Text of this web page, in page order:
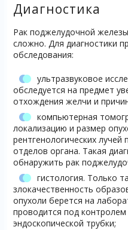
Диагностика
Рак поджелудочной
сложно. Для диагностики
обследования:
ультразвуковое
обследуется на предмет
отхождения желчи и
компьютерная
локализацию и размер
рентгенологических лучей
отделов органа. Такая
обнаружить рак
гистология. Только
злокачественность
опухоли берется на
проводится под
эндоскопической трубки;